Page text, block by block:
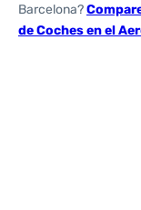
Barcelona?
de Coches en el